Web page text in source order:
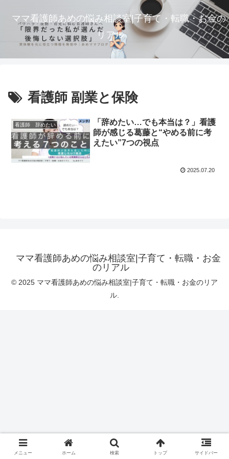
ママ看護師あめの悩み相談室|子育て・転職・お金の
リアル
看護師 副業と保険
看護師 辞めたい
「辞めたい…でも本当は？」看護
師が感じる葛藤と“やめる前に考
えたい”7つの視点
2025.07.20
ママ看護師あめの悩み相談室|子育て・転職・お金
のリアル
© 2025 ママ看護師あめの悩み相談室|子育て・転職・お金のリア
ル.
メニュー ホーム 検索 トップ サイドバー